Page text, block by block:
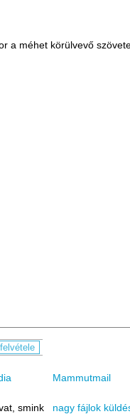
a méhet körülvevő
Mammutmail
smink nagy fájlok